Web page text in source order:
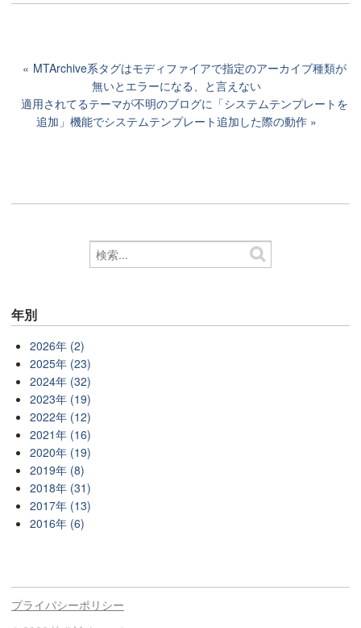
MTArchive系タグはモディファイアで指定のアーカイブ種類が
無いとエラーになる、と言えない
適用されてるテーマが不明のブログに「システムテンプレートを
追加」機能でシステムテンプレート追加した際の動作
年別
2026年 (2)
2025年 (23)
2024年 (32)
2023年 (19)
2022年 (12)
2021年 (16)
2020年 (19)
2019年 (8)
2018年 (31)
2017年 (13)
2016年 (6)
プライバシーポリシー